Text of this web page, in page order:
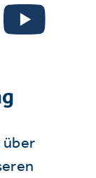
über